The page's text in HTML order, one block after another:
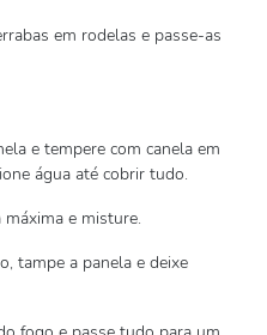
em rodelas e passe-as
e tempere com canela em
água até cobrir tudo.
e misture.
tampe a panela e deixe